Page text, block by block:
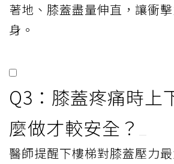
著地、膝蓋盡量伸直，讓衝
身。
Q3：膝蓋疼痛時上
麼做才較安全？
醫師提醒下樓梯對膝蓋壓力